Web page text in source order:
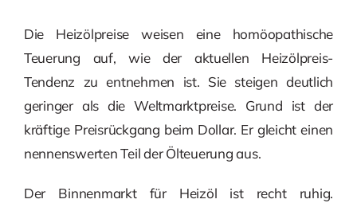
Die Heizölpreise weisen eine homöopathische
Teuerung auf, wie der aktuellen Heizölpreis-
Tendenz zu entnehmen ist. Sie steigen deutlich
geringer als die Weltmarktpreise. Grund ist der
kräftige Preisrückgang beim Dollar. Er gleicht einen
nennenswerten Teil der Ölteuerung aus.
Der Binnenmarkt für Heizöl ist recht ruhig.